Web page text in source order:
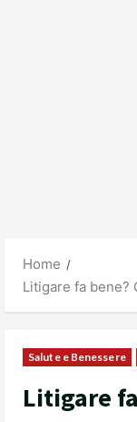
Home
Litigare fa bene?
Salute e Benessere
Litigare